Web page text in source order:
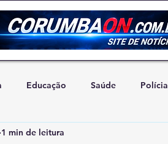
Educação Saúde Polícia
Opinião
1 min de leitura